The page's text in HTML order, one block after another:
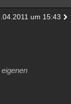
um 15:43